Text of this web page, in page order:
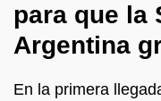
para que la
Argentina
En la primera